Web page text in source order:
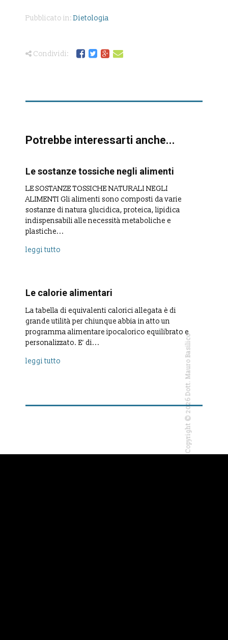
Pubblicato in:Dietologia
Condividi:
Potrebbe interessarti anche...
Le sostanze tossiche negli alimenti
LE SOSTANZE TOSSICHE NATURALI NEGLI
ALIMENTI Gli alimenti sono composti da varie
sostanze di natura glucidica, proteica, lipidica
indispensabili alle necessità metaboliche e
plastiche...
leggi tutto
Le calorie alimentari
La tabella di equivalenti calorici allegata è di
grande utilità per chiunque abbia in atto un
programma alimentare ipocalorico equilibrato e
personalizzato. E’ di...
leggi tutto Copyright © 2026 Dott. Mauro Basilico